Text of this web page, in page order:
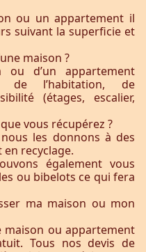
ou un appartement il
suivant la superficie et
maison ?
ou d’un appartement
l’habitation, de
(étages, escalier,
vous récupérez ?
les donnons à des
recyclage.
également vous
ou bibelots ce qui fera
ma maison ou mon
maison ou appartement
Tous nos devis de